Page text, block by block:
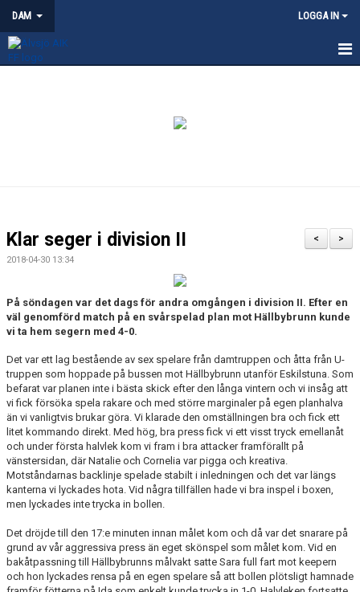
DAM LOGGA IN
MATCHER
>
<
Klar seger i division II
2018-04-30 13:34
På söndagen var det dags för andra omgången i division II. Efter en
väl genomförd match på en svårspelad plan mot Hällbybrunn kunde
vi ta hem segern med 4-0.
Det var ett lag bestående av sex spelare från damtruppen och åtta från U-
truppen som hoppade på bussen mot Hällbybrunn utanför Eskilstuna. Som
befarat var planen inte i bästa skick efter den långa vintern och vi insåg att
vi fick försöka spela rakare och med större marginaler på egen planhalva
än vi vanligtvis brukar göra. Vi klarade den omställningen bra och fick ett
litet kommando direkt. Med hög, bra press fick vi ett visst tryck emellanåt
och under första halvlek kom vi fram i bra attacker framförallt på
vänstersidan, där Natalie och Cornelia var pigga och kreativa.
Motståndarnas backlinje spelade stabilt i inledningen och det var längs
kanterna vi lyckades hota. Vid några tillfällen hade vi bra inspel i boxen,
men lyckades inte trycka in bollen.
Det dröjde till den 17:e minuten innan målet kom och då var det snarare på
grund av vår aggressiva press än eget skönspel som målet kom. Vid en
bakåtpassning till Hällbybrunns målvakt satte Sara full fart mot keepern
och hon lyckades rensa på en egen spelare så att bollen plötsligt hamnade